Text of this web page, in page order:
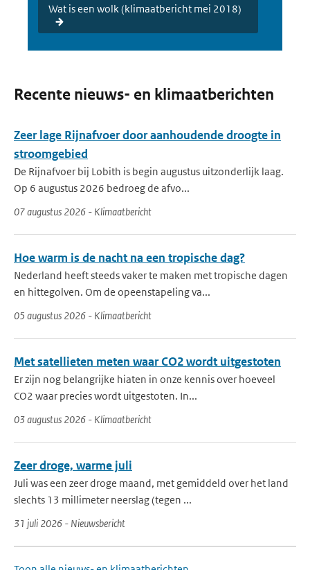
Wat is een wolk (klimaatbericht mei 2018)
Recente nieuws- en klimaatberichten
Zeer lage Rijnafvoer door aanhoudende droogte in
stroomgebied
De Rijnafvoer bij Lobith is begin augustus uitzonderlijk laag.
Op 6 augustus 2026 bedroeg de afvo...
07 augustus 2026 - Klimaatbericht
Hoe warm is de nacht na een tropische dag?
Nederland heeft steeds vaker te maken met tropische dagen
en hittegolven. Om de opeenstapeling va...
05 augustus 2026 - Klimaatbericht
Met satellieten meten waar CO2 wordt uitgestoten
Er zijn nog belangrijke hiaten in onze kennis over hoeveel
CO2 waar precies wordt uitgestoten. In...
03 augustus 2026 - Klimaatbericht
Zeer droge, warme juli
Juli was een zeer droge maand, met gemiddeld over het land
slechts 13 millimeter neerslag (tegen ...
31 juli 2026 - Nieuwsbericht